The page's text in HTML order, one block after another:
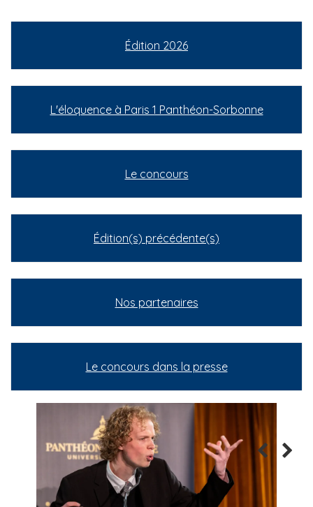
Édition 2026
L'éloquence à Paris 1 Panthéon-Sorbonne
Le concours
Édition(s) précédente(s)
Nos partenaires
Le concours dans la presse